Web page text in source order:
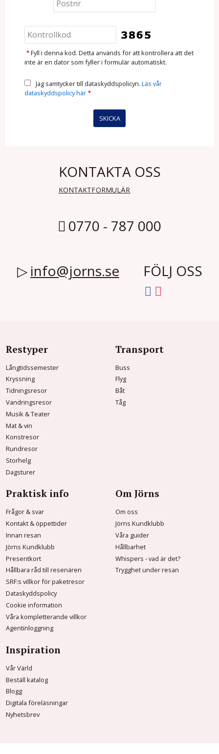
* Fyll i denna kod. Detta används för att kontrollera att det
inte är en dator som fyller i formulär automatiskt.
Jag samtycker till dataskyddspolicyn. Läs vår
dataskyddspolicy här *
KONTAKTA OSS
KONTAKTFORMULÄR
0770 - 787 000
info@jorns.se FÖLJ OSS
Restyper
Långtidssemester
Kryssning
Tidningsresor
Vandringsresor
Musik & Teater
Mat & vin
Konstresor
Rundresor
Storhelg
Dagsturer
Transport
Buss
Flyg
Båt
Tåg
Praktisk info
Frågor & svar
Kontakt & öppettider
Innan resan
Jörns Kundklubb
Presentkort
Hållbara råd till resenären
SRF:s villkor för paketresor
Dataskyddspolicy
Cookie information
Våra kompletterande villkor
Agentinloggning
Om Jörns
Om oss
Jörns Kundklubb
Våra guider
Hållbarhet
Whispers - vad är det?
Trygghet under resan
Inspiration
Vår Värld
Beställ katalog
Blogg
Digitala föreläsningar
Nyhetsbrev